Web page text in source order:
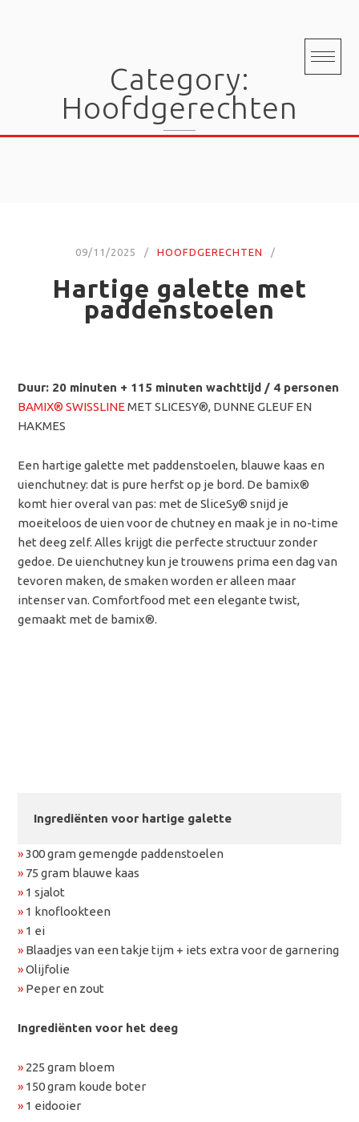
Category:
Hoofdgerechten
09/11/2025 HOOFDGERECHTEN
Hartige galette met
paddenstoelen
Duur: 20 minuten + 115 minuten wachttijd / 4 personen
BAMIX® SWISSLINE MET SLICESY®, DUNNE GLEUF EN
HAKMES
Een hartige galette met paddenstoelen, blauwe kaas en
uienchutney: dat is pure herfst op je bord. De bamix®
komt hier overal van pas: met de SliceSy® snijd je
moeiteloos de uien voor de chutney en maak je in no-time
het deeg zelf. Alles krijgt die perfecte structuur zonder
gedoe. De uienchutney kun je trouwens prima een dag van
tevoren maken, de smaken worden er alleen maar
intenser van. Comfortfood met een elegante twist,
gemaakt met de bamix®.
Ingrediënten voor hartige galette
»300 gram gemengde paddenstoelen
» 75 gram blauwe kaas
» 1 sjalot
» 1 knoflookteen
» 1 ei
» Blaadjes van een takje tijm + iets extra voor de garnering
»Olijfolie
» Peper en zout
Ingrediënten voor het deeg
» 225 gram bloem
» 150 gram koude boter
» 1 eidooier